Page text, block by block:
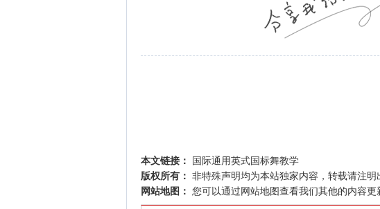
本文链接：
国际通用英式国标舞教学
版权所有： 非特殊声明均为本站独家内容，转载请注明
网站地图： 您可以通过网站地图查看我们其他的内容更